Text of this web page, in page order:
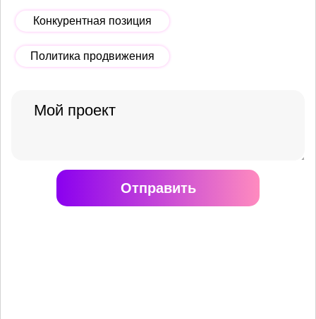
Конкурентная позиция
Политика продвижения
Отправить